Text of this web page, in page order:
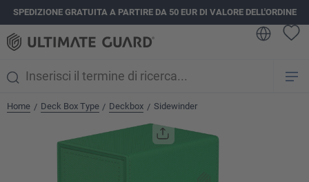
principale
SPEDIZIONE GRATUITA A PARTIRE DA 50 EUR DI VALORE DELL'ORDINE
Home / Deck Box Type / Deckbox / Sidewinder